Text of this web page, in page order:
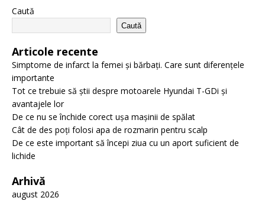
Caută
Caută
Articole recente
Simptome de infarct la femei și bărbați. Care sunt diferențele
importante
Tot ce trebuie să știi despre motoarele Hyundai T-GDi și
avantajele lor
De ce nu se închide corect ușa mașinii de spălat
Cât de des poți folosi apa de rozmarin pentru scalp
De ce este important să începi ziua cu un aport suficient de
lichide
Arhivă
august 2026